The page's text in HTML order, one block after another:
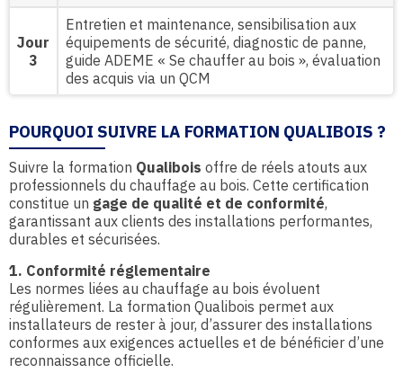
Jour
3
Entretien et maintenance, sensibilisation aux
équipements de sécurité, diagnostic de panne,
guide ADEME « Se chauffer au bois », évaluation
des acquis via un QCM
POURQUOI SUIVRE LA FORMATION QUALIBOIS ?
Suivre la formation Qualibois offre de réels atouts aux
professionnels du chauffage au bois. Cette certification
constitue un gage de qualité et de conformité,
garantissant aux clients des installations performantes,
durables et sécurisées.
1. Conformité réglementaire
Les normes liées au chauffage au bois évoluent
régulièrement. La formation Qualibois permet aux
installateurs de rester à jour, d’assurer des installations
conformes aux exigences actuelles et de bénéficier d’une
reconnaissance officielle.